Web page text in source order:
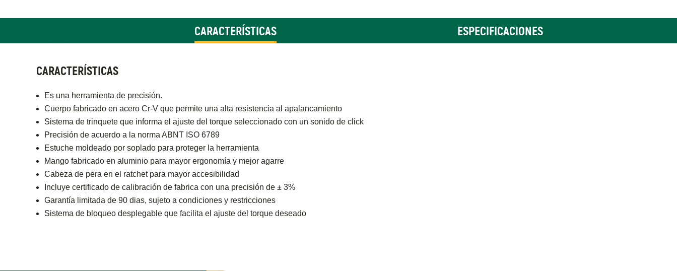
CARACTERÍSTICAS ESPECIFICACIONES
CARACTERÍSTICAS
Es una herramienta de precisión.
Cuerpo fabricado en acero Cr-V que permite una alta resistencia al apalancamiento
Sistema de trinquete que informa el ajuste del torque seleccionado con un sonido de click
Precisión de acuerdo a la norma ABNT ISO 6789
Estuche moldeado por soplado para proteger la herramienta
Mango fabricado en aluminio para mayor ergonomía y mejor agarre
Cabeza de pera en el ratchet para mayor accesibilidad
Incluye certificado de calibración de fabrica con una precisión de ± 3%
Garantía limitada de 90 dias, sujeto a condiciones y restricciones
Sistema de bloqueo desplegable que facilita el ajuste del torque deseado